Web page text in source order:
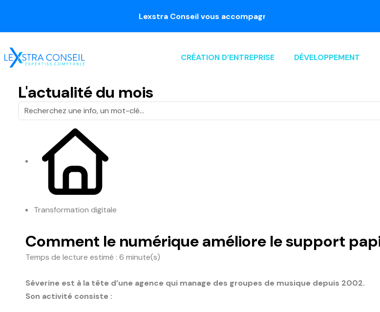
Lexstra Conseil vous accompagne dans le passage à la facture
CRÉATION D’ENTREPRISE DÉVELOPPEMENT
L'actualité du mois
Transformation digitale
Comment le numérique améliore le support
Temps de lecture estimé : 6 minute(s)
Séverine est à la tête d’une agence qui manage des groupes de musique depuis 2002.
Son activité consiste :